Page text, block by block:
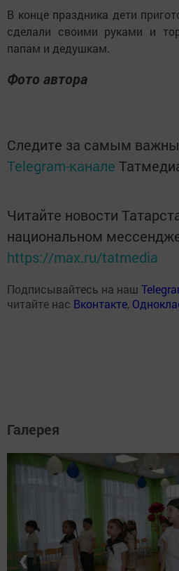
В конце праздника дети
сделали своими руками и
папам и дедушкам.
Фото автора
Следите за самым
Telegram-канале
Читайте новости
национальном
https://max.ru/tatmedia
Подписывайтесь на наш
читайте нас Вконтакте,
Галерея
❮